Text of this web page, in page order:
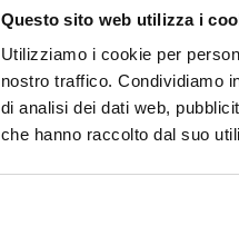
Questo sito web utilizza i
Utilizziamo i cookie per
nostro traffico. Condividiamo
di analisi dei dati web,
che hanno raccolto dal suo